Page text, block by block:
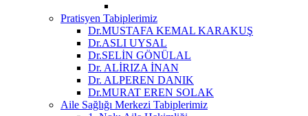
Pratisyen Tabiplerimiz
Dr.MUSTAFA KEMAL KARAKUŞ
Dr.ASLI UYSAL
Dr.SELİN GÖNÜLAL
Dr. ALİRIZA İNAN
Dr. ALPEREN DANIK
Dr.MURAT EREN SOLAK
Aile Sağlığı Merkezi Tabiplerimiz